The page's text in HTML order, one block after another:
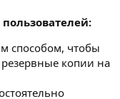
способом, чтобы
копии на